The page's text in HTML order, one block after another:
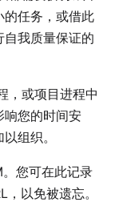
的任务，或借此
我质量保证的
，或项目进程中
响您的时间安
组织。
您可在此记录
以免被遗忘。